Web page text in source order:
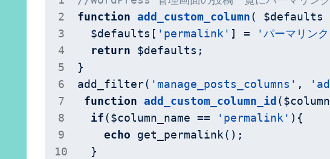
function add_custom_column( $defaults
  $defaults[
'permalink' ] = 'パーマリン
return $defaults;
}
add_filter( 'manage_posts_columns' ,
function add_custom_column_id
if($column_name == 'permalink' ){
echo get_permalink();
  }